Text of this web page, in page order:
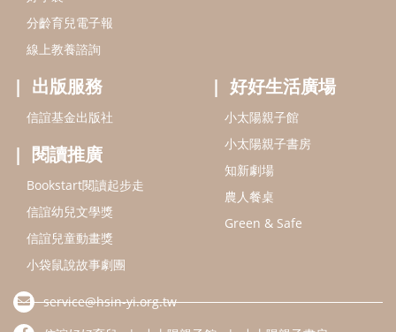
信誼兒童動畫獎
小袋鼠說故事劇團
service@hsin-yi.org.tw
信誼好好育兒
小太陽親子書房
(02)2396-5305轉2345 (週一～週五 9:00～18:00)
認識信誼 合作洽談 智慧財產權聲明
本網站建議使用IE9(含以上)或 Google Chrome 版本瀏覽器
信誼基金會/上誼文化實業股份有限公司 版權所有 ©